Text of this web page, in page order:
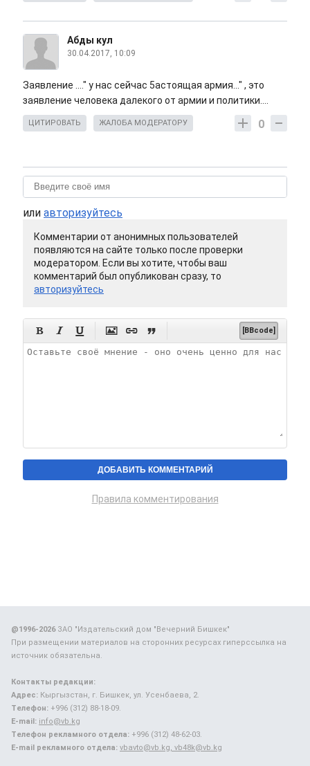
Абды кул
30.04.2017, 10:09
Заявление ...." у нас сейчас 5астоящая армия..." , это
заявление человека далекого от армии и политики....
0
ЦИТИРОВАТЬ ЖАЛОБА МОДЕРАТОРУ
или авторизуйтесь
Комментарии от анонимных пользователей
появляются на сайте только после проверки
модератором. Если вы хотите, чтобы ваш
комментарий был опубликован сразу, то
авторизуйтесь
      [BBcode]
Правила комментирования
@1996-2026ЗАО "Издательский дом "Вечерний Бишкек"
При размещении материалов на сторонних ресурсах гиперссылка на
источник обязательна.
Контакты редакции:
Адрес: Кыргызстан, г. Бишкек, ул. Усенбаева, 2.
Телефон: +996 (312) 88-18-09.
E-mail: info@vb.kg
Телефон рекламного отдела: +996 (312) 48-62-03.
E-mail рекламного отдела: vbavto@vb.kg, vb48k@vb.kg